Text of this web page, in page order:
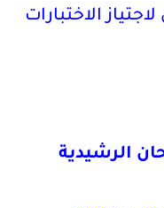
الاختبارات
الرشيدية